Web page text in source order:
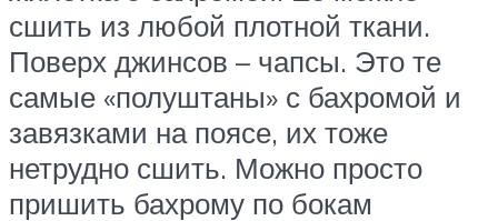
сшить из любой плотной ткани.
Поверх джинсов – чапсы. Это те
самые «полуштаны» с бахромой и
завязками на поясе, их тоже
нетрудно сшить. Можно просто
пришить бахрому по бокам